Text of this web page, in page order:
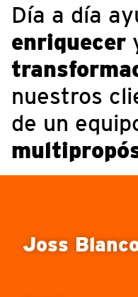
Día a día
enriquecer
nuestros
de un
Joss